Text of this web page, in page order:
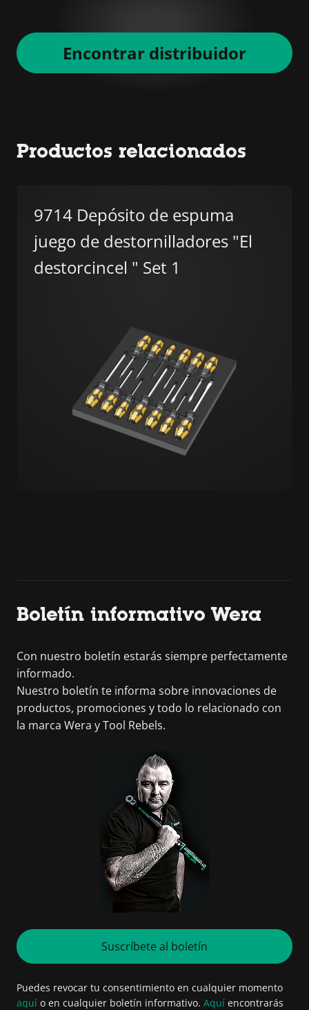
Encontrar distribuidor
Productos relacionados
9714 Depósito de espuma
juego de destornilladores "El
destorcincel " Set 1
Boletín informativo Wera
Con nuestro boletín estarás siempre perfectamente
informado.
Nuestro boletín te informa sobre innovaciones de
productos, promociones y todo lo relacionado con
la marca Wera y Tool Rebels.
Suscríbete al boletín
Puedes revocar tu consentimiento en cualquier momento
aquí o en cualquier boletín informativo. Aquí encontrarás